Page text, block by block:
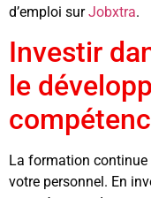
d’emploi surJobxtra.
Investir
le
La formation continue
votre personnel. En